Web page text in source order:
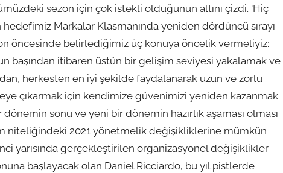
sezon için çok istekli olduğunun altını çizdi. 'Hiç
Markalar Klasmanında yeniden dördüncü sırayı
öncesinde belirlediğimiz üç konuya öncelik vermeliyiz:
başından itibaren üstün bir gelişim seviyesi yakalamak ve
herkesten en iyi şekilde faydalanarak uzun ve zorlu
çıkarmak için kendimize güvenimizi yeniden kazanmak
sonu ve yeni bir dönemin hazırlık aşaması olması
niteliğindeki 2021 yönetmelik değişikliklerine mümkün
yarısında gerçekleştirilen organizasyonel değişiklikler
başlayacak olan Daniel Ricciardo, bu yıl pistlerde